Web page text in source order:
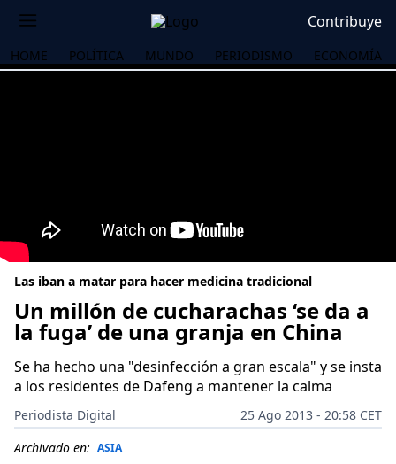
Contribuye
HOME POLÍTICA MUNDO PERIODISMO ECONOMÍA
Las iban a matar para hacer medicina tradicional
Un millón de cucharachas ‘se da a
la fuga’ de una granja en China
Se ha hecho una "desinfección a gran escala" y se insta
a los residentes de Dafeng a mantener la calma
Periodista Digital
25 Ago 2013 - 20:58 CET
Archivado en: ASIA